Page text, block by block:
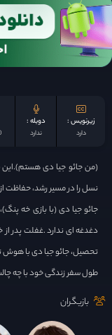
زیرنویس :
دارد
دوبله :
ندارد
(من جائو جیا دی هستم).این
نسل را در مسیر رشد، حفاظت
جائو جیا دی (با بازی خه
دغدغه ای ندارد .غفلت پدر
تحصیل، جائو جیا دی با هوش
طول سفر زندگی خود با چه
بازیگران